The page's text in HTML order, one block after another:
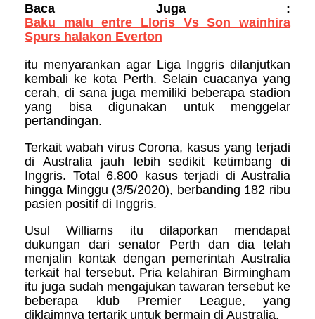
Baca Juga :
Baku malu entre Lloris Vs Son wainhira
Spurs halakon Everton
itu menyarankan agar Liga Inggris dilanjutkan
kembali ke kota Perth. Selain cuacanya yang
cerah, di sana juga memiliki beberapa stadion
yang bisa digunakan untuk menggelar
pertandingan.
Terkait wabah virus Corona, kasus yang terjadi
di Australia jauh lebih sedikit ketimbang di
Inggris. Total 6.800 kasus terjadi di Australia
hingga Minggu (3/5/2020), berbanding 182 ribu
pasien positif di Inggris.
Usul Williams itu dilaporkan mendapat
dukungan dari senator Perth dan dia telah
menjalin kontak dengan pemerintah Australia
terkait hal tersebut. Pria kelahiran Birmingham
itu juga sudah mengajukan tawaran tersebut ke
beberapa klub Premier League, yang
diklaimnya tertarik untuk bermain di Australia.